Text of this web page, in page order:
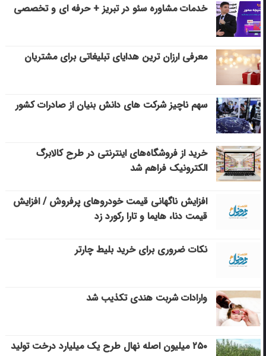
خدمات مشاوره سئو در تبریز + حرفه ای و تخصصی
معرفی ارزان ترین هدایای تبلیغاتی برای مشتریان
سهم ناچیز شرکت های دانش بنیان از صادرات کشور
خرید از فروشگاه‌های اینترنتی در طرح کالابرگ
الکترونیک فراهم شد
افزایش ناگهانی قیمت خودروهای پرفروش / افزایش
قیمت دنا، هایما و تارا رکورد زد
نکات ضروری برای خرید بلیط چارتر
وارادات شربت هندی تکذیب شد
۲۵۰ میلیون اصله نهال طرح یک میلیارد درخت تولید